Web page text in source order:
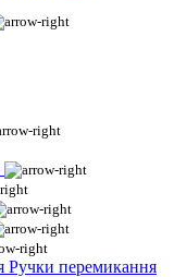
Ручки перемикання